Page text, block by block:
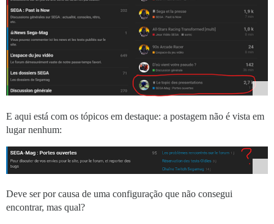
E aqui está com os tópicos em destaque: a postagem não é vista em
lugar nenhum:
Deve ser por causa de uma configuração que não consegui
encontrar, mas qual?